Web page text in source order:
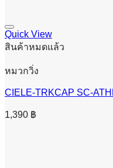
Quick View
สินค้าหมดแล้ว
หมวกวิ่ง
CIELE-TRKCAP SC-
1,390 ฿